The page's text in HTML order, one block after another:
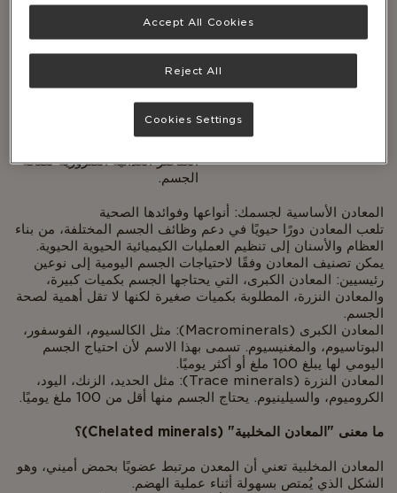
على وظائف الجسم
جيدة.
المعادن، من ناحية أخرى، هي
مواد غير عضوية توجد في التربة
والمياه، وتمتصها النباتات أو
يجب الاعتماد على نظام غذائي
العناصر الغذائية الضرورية لصحة
الجسم.
Body
المعادن الأساسية لجسمك: أنواعها وفوائدها الصحية
تلعب المعادن دورًا حيويًا في دعم وظائف الجسم المختلفة، من بناء
العظام والأسنان إلى تنظيم العمليات الكيميائية الحيوية الحيوية.
يمكن تصنيف المعادن وفقًا لاحتياجات الجسم اليومية إلى نوعين
رئيسيين: المعادن الكبرى، التي يحتاجها الجسم بكميات كبيرة،
والمعادن النزرة، المطلوبة بكميات صغيرة لكنها لا تقل أهمية لصحة
الجسم.
المعادن الكبرى (Macrominerals): مثل الكالسيوم، الفوسفور،
البوتاسيوم، والمغنيسيوم. تسمى بهذا الاسم لأن احتياج الجسم
اليومي لها يبلغ 100 ملغ أو أكثر يوميًا.
المعادن النزرة (Trace minerals): مثل الحديد، الزنك، اليود،
الكروميوم، والسيلينيوم. يحتاج الجسم منها أقل من 100 ملغ يوميًا.
ما معنى "المعادن المخلبية" (Chelated minerals)؟
المعادن المخلبية تعني أن المعدن مرتبط عضويًا بحمض أميني، وهو
الشكل الذي يُمتص بسهولة أثناء عملية الهضم.
Reject All
Accept All Cookies
Cookies Settings